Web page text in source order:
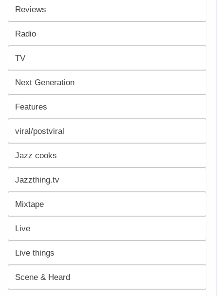
Reviews
Radio
TV
Next Generation
Features
viral/postviral
Jazz cooks
Jazzthing.tv
Mixtape
Live
Live things
Scene & Heard